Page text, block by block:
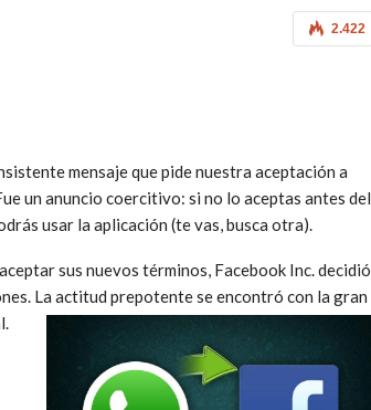
2.422
mensaje que pide nuestra aceptación a
un anuncio coercitivo: si no lo aceptas antes del
usar la aplicación (te vas, busca otra).
sus nuevos términos, Facebook Inc. decidió
La actitud prepotente se encontró con la gran